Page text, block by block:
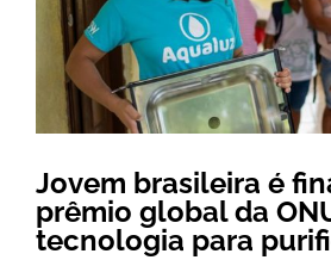
Jovem brasileira é
prêmio global da
tecnologia para